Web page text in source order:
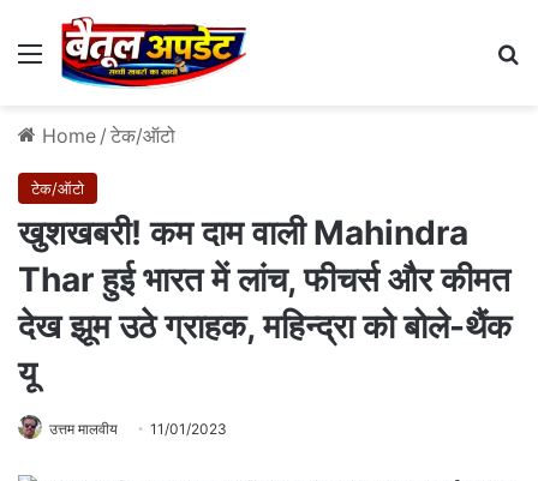
Menu
Home / टेक/ऑटो
टेक/ऑटो
खुशखबरी! कम दाम वाली Mahindra
Thar हुई भारत में लांच, फीचर्स और कीमत
देख झूम उठे ग्राहक, महिन्‍द्रा को बोले-थैंक
यू
उत्तम मालवीय 11/01/2023